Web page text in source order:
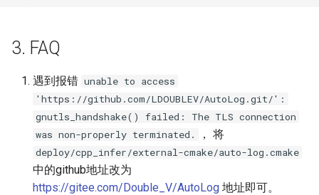
3. FAQ
遇到报错 unable to access
'https://github.com/LDOUBLEV/AutoLog.git/':
gnutls_handshake() failed: The TLS connection
was non-properly terminated.
， 将
deploy/cpp_infer/external-cmake/auto-log.cmake
中的github地址改为
https://gitee.com/Double_V/AutoLog 地址即可。